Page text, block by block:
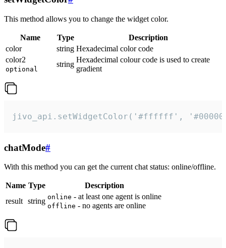
This method allows you to change the widget color.
Name Type
Description
color
string Hexadecimal color code
color2
optional
string
Hexadecimal colour code is used to create
gradient
jivo_api.setWidgetColor('#ffffff',
chatMode#
With this method you can get the current chat status: online/offline.
Name Type
Description
result string online - at least one agent is online
offline - no agents are online